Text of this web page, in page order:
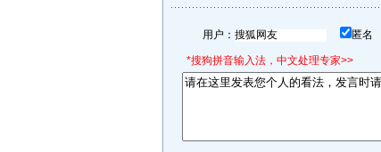
用户： 匿名
*搜狗拼音输入法，中文处理专家>>